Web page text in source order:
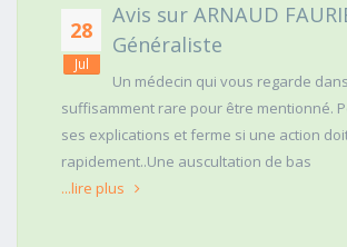
28
Jul
Avis sur ARNAUD
Généraliste
Un médecin qui vous regarde
suffisamment rare pour être mentionné.
ses explications et ferme si une action
rapidement..Une auscultation de bas
...lire plus